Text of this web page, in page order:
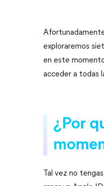
exploraremos
en este
acceder a todas
¿Por
Tal vez no